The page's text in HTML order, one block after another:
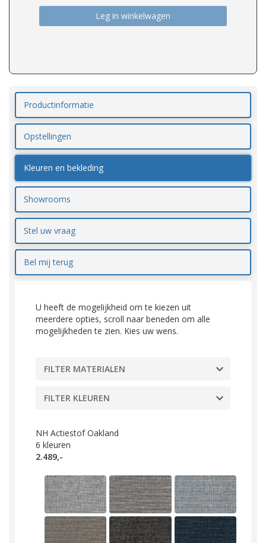
Leg in winkelwagen
Productinformatie
Opstellingen
Kleuren en bekleding
Showrooms
Stel uw vraag
Bel mij terug
U heeft de mogelijkheid om te kiezen uit
meerdere opties, scroll naar beneden om alle
mogelijkheden te zien. Kies uw wens.
FILTER MATERIALEN
FILTER KLEUREN
NH Actiestof Oakland
6 kleuren
2.489,-